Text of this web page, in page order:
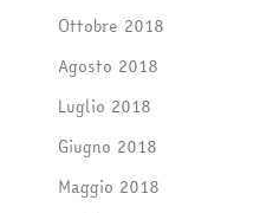
Ottobre 2018
Agosto 2018
Luglio 2018
Giugno 2018
Maggio 2018